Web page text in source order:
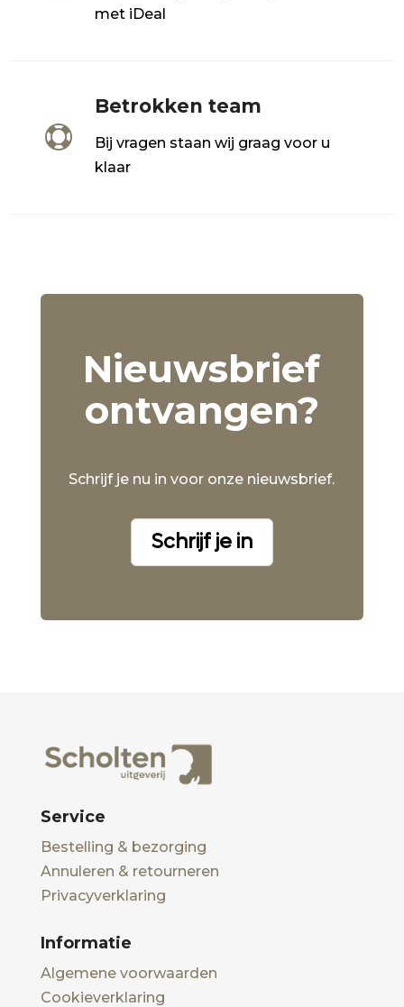
met iDeal

Betrokken team
Bij vragen staan wij graag voor u
klaar
Nieuwsbrief
ontvangen?
Schrijf je nu in voor onze nieuwsbrief.
Schrijf je in
Service
Bestelling & bezorging
Annuleren & retourneren
Privacyverklaring
Informatie
Algemene voorwaarden
Cookieverklaring